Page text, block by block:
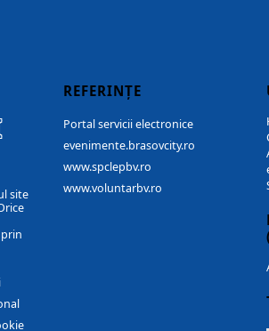
site
REFERINȚE
Portal servicii electronice
evenimente.brasovcity.ro
www.spclepbv.ro
www.voluntarbv.ro